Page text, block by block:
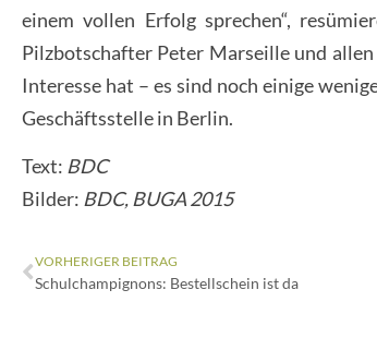
einem vollen Erfolg sprechen“,
Pilzbotschafter Peter Marseille und
Interesse hat – es sind noch einige
Geschäftsstelle in Berlin.
Text: BDC
Bilder: BDC, BUGA 2015
VORHERIGER BEITRAG
Schulchampignons: Bestellschein ist da